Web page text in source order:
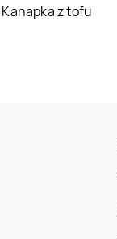
Kanapka z tofu